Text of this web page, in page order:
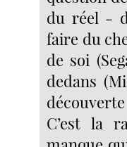
du réel -
faire du
de soi
dedans
C’est la